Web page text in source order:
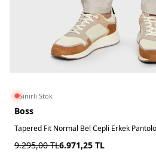
Sınırlı Stok
Boss
Tapered Fit Normal Bel Cepli Erkek
9.295,00TL6.971,25 TL